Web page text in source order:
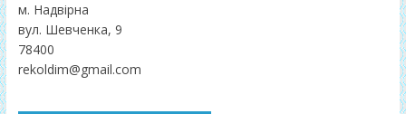
м. Надвірна
вул. Шевченка, 9
78400
rekoldim@gmail.com